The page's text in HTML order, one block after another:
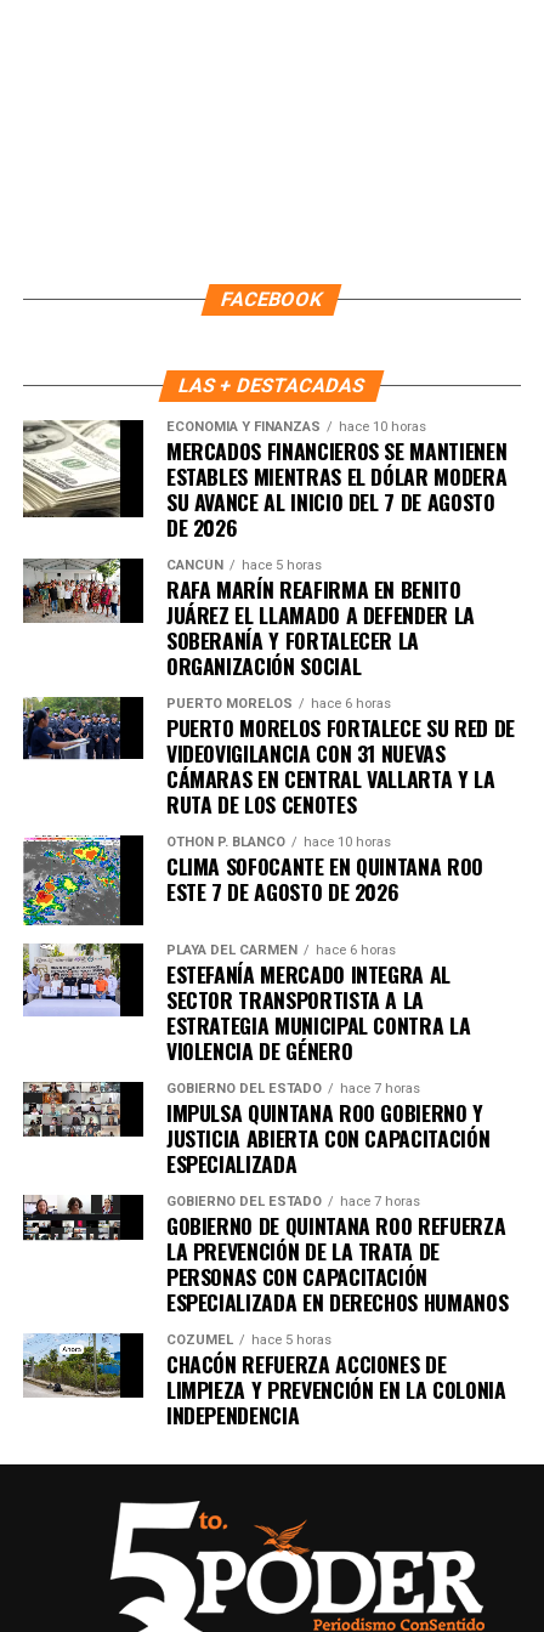
FACEBOOK
LAS + DESTACADAS
ECONOMÍA Y FINANZAS hace 10 horas
MERCADOS FINANCIEROS SE MANTIENEN
ESTABLES MIENTRAS EL DÓLAR MODERA
SU AVANCE AL INICIO DEL 7 DE AGOSTO
DE 2026
CANCÚN hace 5 horas
RAFA MARÍN REAFIRMA EN BENITO
JUÁREZ EL LLAMADO A DEFENDER LA
SOBERANÍA Y FORTALECER LA
ORGANIZACIÓN SOCIAL
PUERTO MORELOS hace 6 horas
PUERTO MORELOS FORTALECE SU RED DE
VIDEOVIGILANCIA CON 31 NUEVAS
CÁMARAS EN CENTRAL VALLARTA Y LA
RUTA DE LOS CENOTES
OTHON P. BLANCO hace 10 horas
CLIMA SOFOCANTE EN QUINTANA ROO
ESTE 7 DE AGOSTO DE 2026
PLAYA DEL CARMEN hace 6 horas
ESTEFANÍA MERCADO INTEGRA AL
SECTOR TRANSPORTISTA A LA
ESTRATEGIA MUNICIPAL CONTRA LA
VIOLENCIA DE GÉNERO
GOBIERNO DEL ESTADO hace 7 horas
IMPULSA QUINTANA ROO GOBIERNO Y
JUSTICIA ABIERTA CON CAPACITACIÓN
ESPECIALIZADA
GOBIERNO DEL ESTADO hace 7 horas
GOBIERNO DE QUINTANA ROO REFUERZA
LA PREVENCIÓN DE LA TRATA DE
PERSONAS CON CAPACITACIÓN
ESPECIALIZADA EN DERECHOS HUMANOS
COZUMEL hace 5 horas
CHACÓN REFUERZA ACCIONES DE
LIMPIEZA Y PREVENCIÓN EN LA COLONIA
INDEPENDENCIA